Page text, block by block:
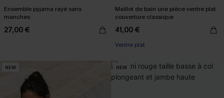
Ensemble pyjama rayé sans
manches
27,00 €
Maillot de bain une pièce ventre plat
couverture classique
41,00 €
Ventre plat
NEW NEW